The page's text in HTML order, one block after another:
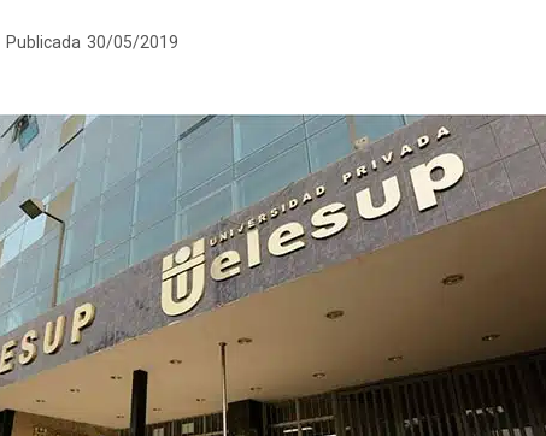
Publicada 30/05/2019